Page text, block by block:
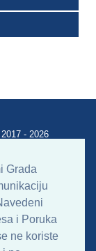
Grada
i Poruka
ne koriste
- 2026
Kontakt